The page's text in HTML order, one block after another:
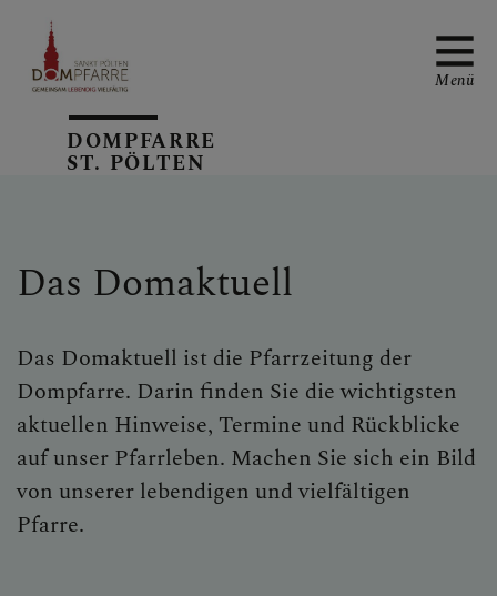
ALLGEMEINE
GOTTESDIENSTORDNUN
G
DOMPFARRE
ST. PÖLTEN
Menü
Das Domaktuell
Das Domaktuell ist die Pfarrzeitung der
Dompfarre. Darin finden Sie die wichtigsten
aktuellen Hinweise, Termine und Rückblicke
auf unser Pfarrleben. Machen Sie sich ein Bild
von unserer lebendigen und vielfältigen
Pfarre.